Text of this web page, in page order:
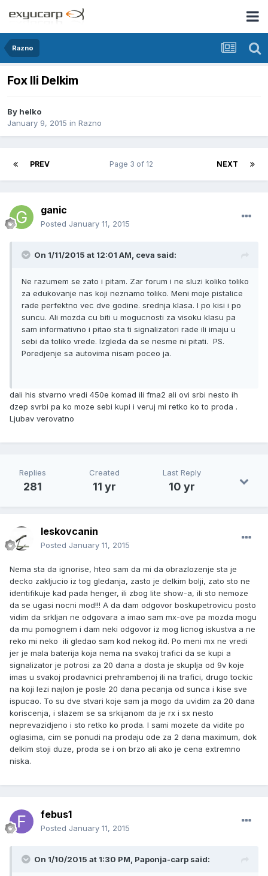
Razno
Fox Ili Delkim
By helko
January 9, 2015 in Razno
PREV NEXT
Page 3 of 12
ganic
Posted January 11, 2015
On 1/11/2015 at 12:01 AM, ceva said:
Ne razumem se zato i pitam. Zar forum i ne sluzi koliko toliko
za edukovanje nas koji neznamo toliko. Meni moje pistalice
rade perfektno vec dve godine. srednja klasa. I po kisi i po
suncu. Ali mozda cu biti u mogucnosti za visoku klasu pa
sam informativno i pitao sta ti signalizatori rade ili imaju u
sebi da toliko vrede. Izgleda da se nesme ni pitati. PS.
Poredjenje sa autovima nisam poceo ja.
dali his stvarno vredi 450e komad ili fma2 ali ovi srbi nesto ih
dzep svrbi pa ko moze sebi kupi i veruj mi retko ko to proda .
Ljubav verovatno
Replies
281
Created
11 yr
Last Reply
10 yr
leskovcanin
Posted January 11, 2015
Nema sta da ignorise, hteo sam da mi da obrazlozenje sta je
decko zakljucio iz tog gledanja, zasto je delkim bolji, zato sto ne
identifikuje kad pada henger, ili zbog lite show-a, ili sto nemoze
da se ugasi nocni mod!!! A da dam odgovor boskupetrovicu posto
vidim da srkljan ne odgovara a imao sam mx-ove pa mozda mogu
da mu pomognem i dam neki odgovor iz mog licnog iskustva a ne
reko mi neko ili gledao sam kod nekog itd. Po meni mx ne vredi
jer je mala baterija koja nema na svakoj trafici da se kupi a
signalizator je potrosi za 20 dana a dosta je skuplja od 9v koje
imas u svakoj prodavnici prehrambenoj ili na trafici, drugo tockic
na koji lezi najlon je posle 20 dana pecanja od sunca i kise sve
ispucao. To su dve stvari koje sam ja mogo da uvidim za 20 dana
koriscenja, i slazem se sa srkijanom da je rx i sx nesto
neprevazidjeno i sto retko ko proda. I sami mozete da vidite po
oglasima, cim se ponudi na prodaju ode za 2 dana maximum, dok
delkim stoji duze, proda se i on brzo ali ako je cena extremno
niska.
febus1
Posted January 11, 2015
On 1/10/2015 at 1:30 PM, Paponja-carp said: